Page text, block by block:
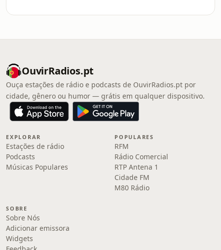
OuvirRadios.pt
Ouça estações de rádio e podcasts de OuvirRadios.pt por
cidade, gênero ou humor — grátis em qualquer dispositivo.
EXPLORAR
Estações de rádio
Podcasts
Músicas Populares
POPULARES
RFM
Rádio Comercial
RTP Antena 1
Cidade FM
M80 Rádio
SOBRE
Sobre Nós
Adicionar emissora
Widgets